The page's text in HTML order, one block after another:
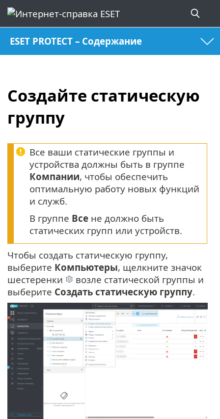
ESET PROTECT – Содержание
Создайте статическую
группу
Все ваши статические группы и
устройства должны быть в группе
Компании, чтобы обеспечить
оптимальную работу новых функций
и служб.
В группе Все не должно быть
статических групп или устройств.
Чтобы создать статическую группу,
выберите Компьютеры, щелкните значок
шестеренки
возле статической группы и
выберите Создать статическую группу.